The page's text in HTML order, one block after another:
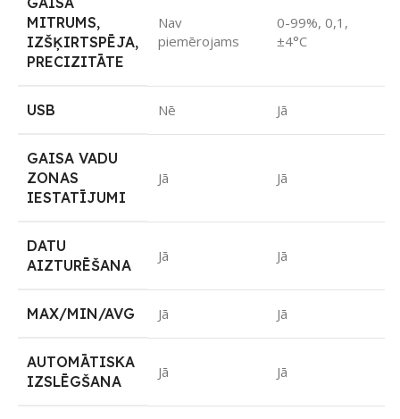
MITRUMS,
IZŠĶIRTSPĒJA,
PRECIZITĀTE
Nav
piemērojams
0-99%, 0,1,
±4°C
USB Nē Jā
GAISA VADU
ZONAS
IESTATĪJUMI
Jā Jā
DATU
AIZTURĒŠANA
Jā Jā
MAX/MIN/AVG Jā Jā
AUTOMĀTISKA
IZSLĒGŠANA
Jā Jā